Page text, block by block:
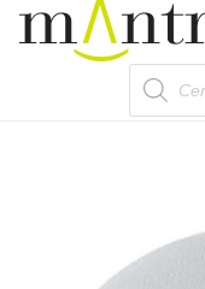
Products
search